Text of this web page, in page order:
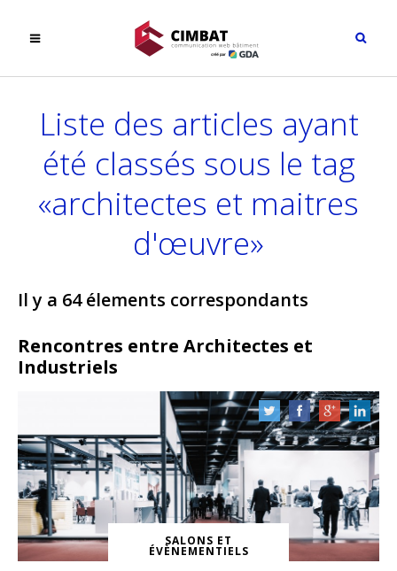
Liste des articles ayant
été classés sous le tag
«architectes et maitres
d'œuvre»
Il y a 64 élements correspondants
Rencontres entre Architectes et
Industriels
SALONS ET
ÉVÈNEMENTIELS